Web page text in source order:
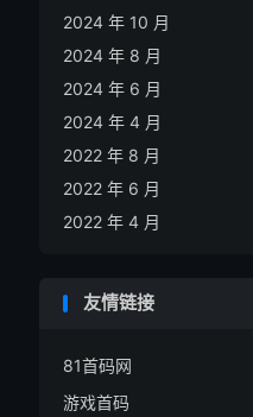
2024 年 10 月
2024 年 8 月
2024 年 6 月
2024 年 4 月
2022 年 8 月
2022 年 6 月
2022 年 4 月
友情链接
81首码网
游戏首码